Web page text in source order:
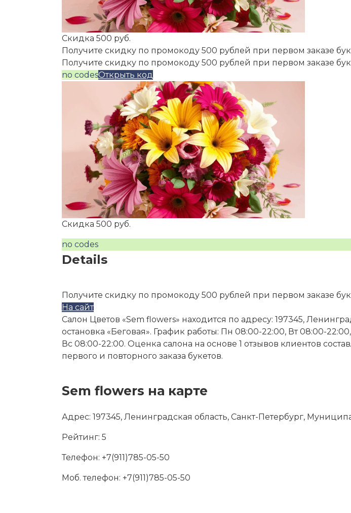
Скидка 500 руб.
Получите скидку по промокоду 500 рублей при первом заказе
Получите скидку по промокоду 500 рублей при первом заказе
no codesОткрыть код
Скидка 500 руб.
no codes
Details
Получите скидку по промокоду 500 рублей при первом заказе
На сайт
Салон Цветов «Sem flowers» находится по адресу: 197345,
остановка «Беговая». График работы: Пн 08:00-22:00, Вт 08:00-
Вс 08:00-22:00. Оценка салона на основе 1 отзывов клиентов
первого и повторного заказа букетов.
Sem flowers на карте
Адрес: 197345, Ленинградская область, Санкт-Петербург,
Рейтинг: 5
Телефон: +7(911)785-05-50
Моб. телефон: +7(911)785-05-50